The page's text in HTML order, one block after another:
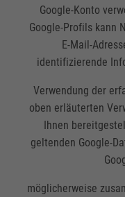
Google-Konto
Google-Profils kann
E-Mail-
identifizierende
Verwendung der
oben erläuterten
Ihnen
geltenden Google-
möglicherweise